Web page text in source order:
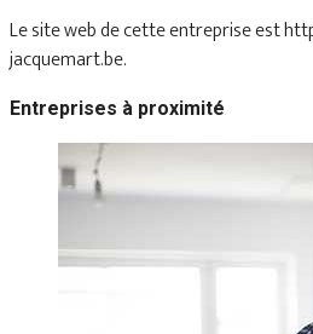
Le site web de cette entreprise est
jacquemart.be.
Entreprises à proximité